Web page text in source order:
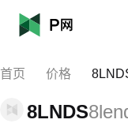
首页 价格
8LNDS